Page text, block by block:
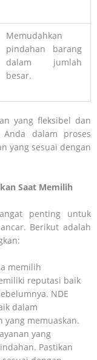
Memudahkan
pindahan barang
dalam jumlah
besar.
yang fleksibel dan
dalam proses
yang sesuai dengan
Saat Memilih
penting untuk
Berikut adalah
memilih
reputasi baik
NDE
dalam
yang memuaskan.
yang
Pastikan